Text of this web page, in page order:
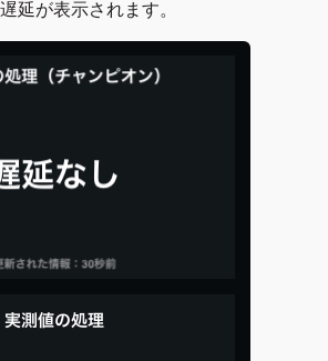
延が表示されます。